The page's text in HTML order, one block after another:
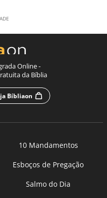
Online -
da Bíblia
Bíbliaon
10 Mandamentos
Esboços de Pregação
Salmo do Dia